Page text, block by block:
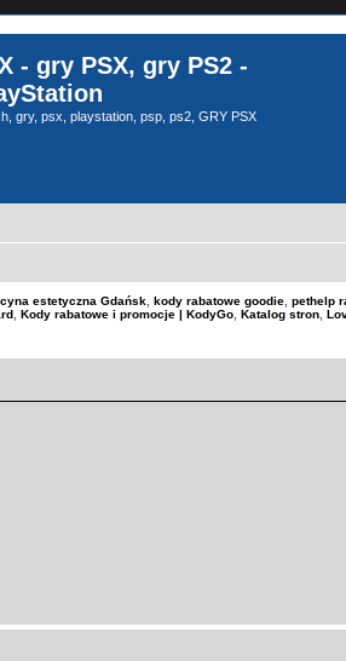
- gry PSX, gry PS2 -
gry, psx, playstation, psp, ps2, GRY PSX
estetyczna Gdańsk kody rabatowe goodie pethelp
Kody rabatowe i promocje | KodyGo Katalog stron